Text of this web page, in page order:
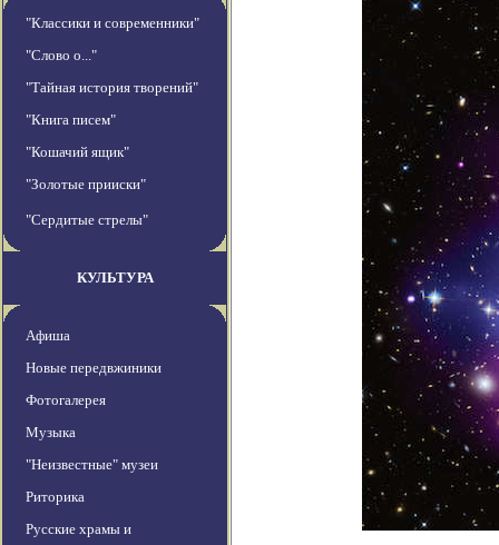
"Классики и современники"
"Слово о..."
"Тайная история творений"
"Книга писем"
"Кошачий ящик"
"Золотые прииски"
"Сердитые стрелы"
КУЛЬТУРА
Афиша
Новые передвжиники
Фотогалерея
Музыка
"Неизвестные" музеи
Риторика
Русские храмы и